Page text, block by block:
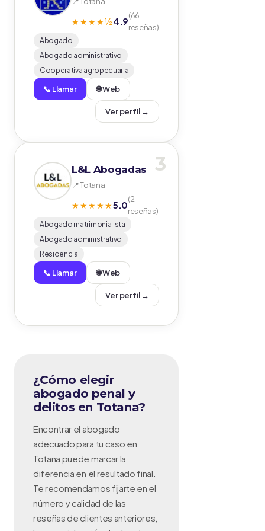
★★★★½4.9(66
reseñas)
Abogado
Abogado administrativo
Cooperativa agropecuaria
📞 Llamar 🌐 Web
Ver perfil →
3
L&L Abogadas
📍 Totana
★★★★★5.0(2
reseñas)
Abogado matrimonialista
Abogado administrativo
Residencia
📞 Llamar 🌐 Web
Ver perfil →
¿Cómo elegir
abogado penal y
delitos en Totana?
Encontrar el abogado
adecuado para tu caso en
Totana puede marcar la
diferencia en el resultado final.
Te recomendamos fijarte en el
número y calidad de las
reseñas de clientes anteriores,